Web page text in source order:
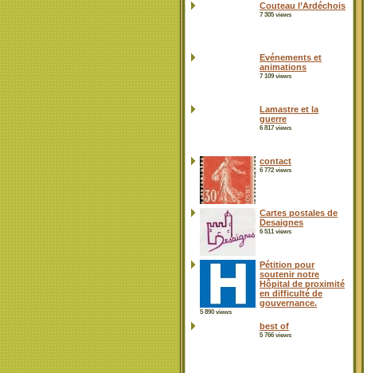
Couteau l’Ardéchois
7 305 views
Evénements et
animations
7 109 views
Lamastre et la
guerre
6 817 views
contact
6 772 views
Cartes postales de
Desaignes
6 511 views
Pétition pour
soutenir notre
Hôpital de proximité
en difficulté de
gouvernance.
5 890 views
best of
5 766 views